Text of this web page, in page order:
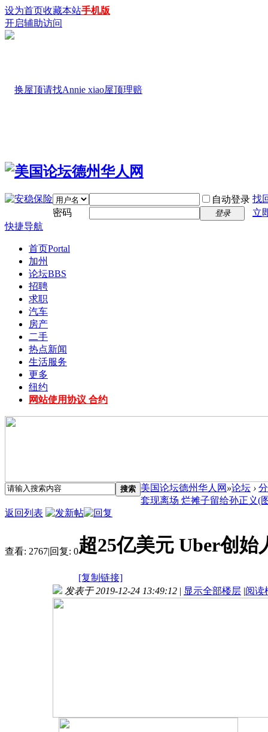
设为首页收藏本站手机版
开启辅助访问
自动登录 找
密码
登录
立
快捷导航
首页Portal
加州
论坛BBS
招聘
求职
汽车
房产
二手
热点新闻
生活服务
更多
纽约
网站使用协议 合约
搜索 美国论坛德州华人网 »论坛 ›
套现离场 烂摊子留给孙正义(
返回列表
查看: 2767|回复: 0超25亿美元 Uber创
[复制链接]
发表于 2019-12-24 13:49:12 | 显示全部楼层 |阅读